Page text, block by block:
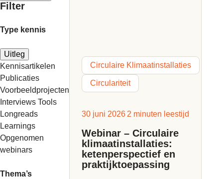
Filter
Type kennis
Uitleg
Kennisartikelen
Publicaties
Voorbeeldprojecten
Interviews Tools
Longreads
Learnings
Opgenomen
webinars
Thema’s
Circulaire Klimaatinstallaties
Circulariteit
30 juni 2026 2 minuten leestijd
Webinar – Circulaire
klimaatinstallaties:
ketenperspectief en
praktijktoepassing